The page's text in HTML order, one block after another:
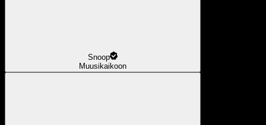
Snoop
Muusikaikoon